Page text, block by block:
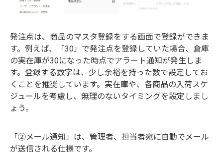
発注点は、商品のマスタ登録をする画面で登録ができま
す。例えば、「30」で発注点を登録していた場合、倉庫
の実在庫が30になった時点でアラート通知が発生しま
す。登録する数字は、少し余裕を持った数で設定してお
くことを推奨しています。実在庫や、各商品の入荷スケ
ジュールを考慮し、無理のないタイミングを設定しまし
ょう。
「②メール通知」は、管理者、担当者宛に自動でメール
が送信される仕様です。